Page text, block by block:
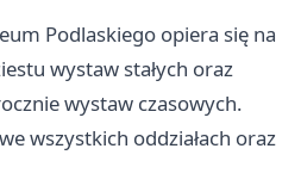
Podlaskiego opiera się na
wystaw stałych oraz
wystaw czasowych.
wszystkich oddziałach oraz